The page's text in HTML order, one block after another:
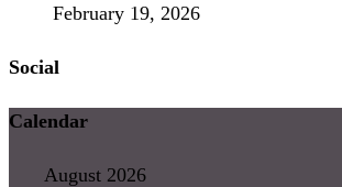
February 19, 2026
Social
Calendar
August 2026